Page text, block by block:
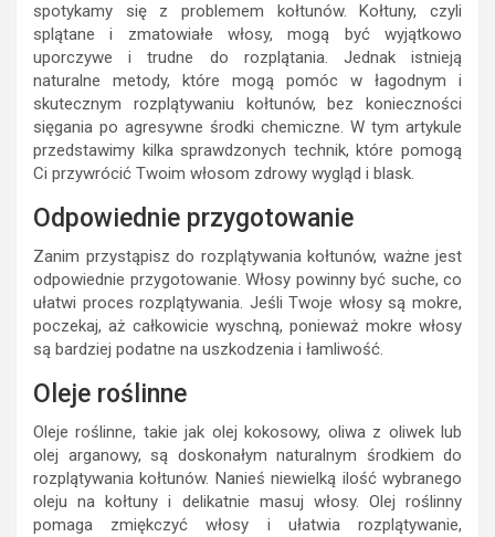
spotykamy się z problemem kołtunów. Kołtuny, czyli
splątane i zmatowiałe włosy, mogą być wyjątkowo
uporczywe i trudne do rozplątania. Jednak istnieją
naturalne metody, które mogą pomóc w łagodnym i
skutecznym rozplątywaniu kołtunów, bez konieczności
sięgania po agresywne środki chemiczne. W tym artykule
przedstawimy kilka sprawdzonych technik, które pomogą
Ci przywrócić Twoim włosom zdrowy wygląd i blask.
Odpowiednie przygotowanie
Zanim przystąpisz do rozplątywania kołtunów, ważne jest
odpowiednie przygotowanie. Włosy powinny być suche, co
ułatwi proces rozplątywania. Jeśli Twoje włosy są mokre,
poczekaj, aż całkowicie wyschną, ponieważ mokre włosy
są bardziej podatne na uszkodzenia i łamliwość.
Oleje roślinne
Oleje roślinne, takie jak olej kokosowy, oliwa z oliwek lub
olej arganowy, są doskonałym naturalnym środkiem do
rozplątywania kołtunów. Nanieś niewielką ilość wybranego
oleju na kołtuny i delikatnie masuj włosy. Olej roślinny
pomaga zmiękczyć włosy i ułatwia rozplątywanie,